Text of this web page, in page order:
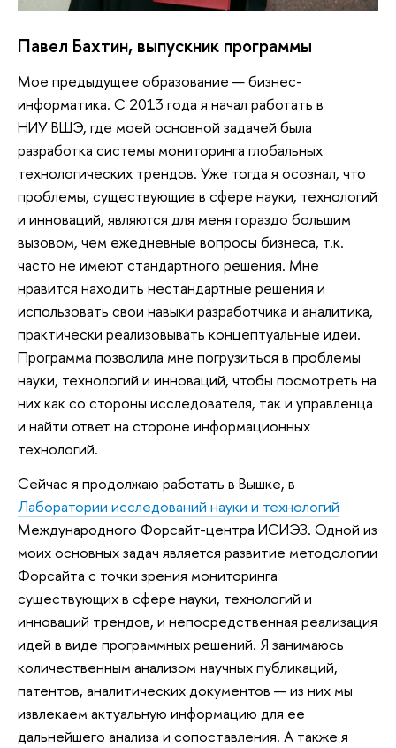
Павел Бахтин, выпускник программы
Мое предыдущее образование — бизнес-
информатика. С 2013 года я начал работать в
НИУ ВШЭ, где моей основной задачей была
разработка системы мониторинга глобальных
технологических трендов. Уже тогда я осознал, что
проблемы, существующие в сфере науки, технологий
и инноваций, являются для меня гораздо большим
вызовом, чем ежедневные вопросы бизнеса, т.к.
часто не имеют стандартного решения. Мне
нравится находить нестандартные решения и
использовать свои навыки разработчика и аналитика,
практически реализовывать концептуальные идеи.
Программа позволила мне погрузиться в проблемы
науки, технологий и инноваций, чтобы посмотреть на
них как со стороны исследователя, так и управленца
и найти ответ на стороне информационных
технологий.
Сейчас я продолжаю работать в Вышке, в
Лаборатории исследований науки и технологий
Международного Форсайт-центра ИСИЭЗ. Одной из
моих основных задач является развитие методологии
Форсайта с точки зрения мониторинга
существующих в сфере науки, технологий и
инноваций трендов, и непосредственная реализация
идей в виде программных решений. Я занимаюсь
количественным анализом научных публикаций,
патентов, аналитических документов — из них мы
извлекаем актуальную информацию для ее
дальнейшего анализа и сопоставления. А также я